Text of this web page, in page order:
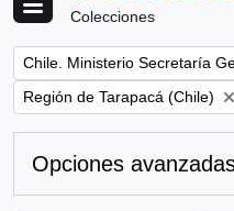
Colecciones
Remove filter:
Chile. Ministerio Secretaría
Remove filter:
Región de Tarapacá (Chile)
Opciones